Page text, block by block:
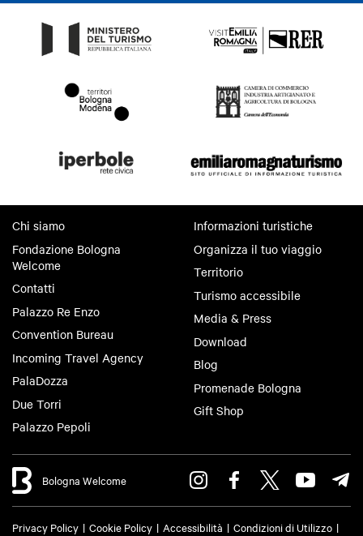
Chi siamo
Fondazione Bologna
Welcome
Contatti
Palazzo Re Enzo
Convention Bureau
Incoming Travel Agency
PalaDozza
Due Torri
Palazzo Pepoli
Informazioni turistiche
Organizza il tuo viaggio
Territorio
Turismo accessibile
Media & Press
Download
Blog
Promenade Bologna
Gift Shop
Bologna Welcome
Privacy Policy Cookie Policy Accessibilità Condizioni di Utilizzo